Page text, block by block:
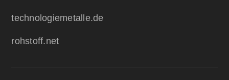
technologiemetalle.de
rohstoff.net